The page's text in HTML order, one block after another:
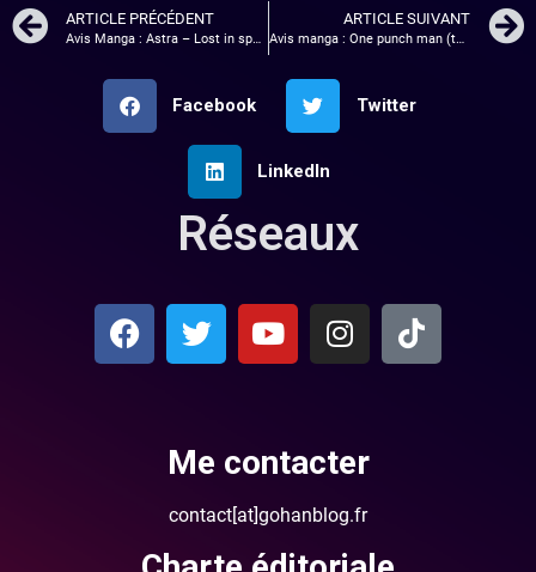
ARTICLE PRÉCÉDENT
Avis Manga : Astra – Lost in space (Tome 2)
ARTICLE SUIVANT
Avis manga : One punch man (tome 14)
Facebook Twitter
LinkedIn
Réseaux
Me contacter
contact[at]gohanblog.fr